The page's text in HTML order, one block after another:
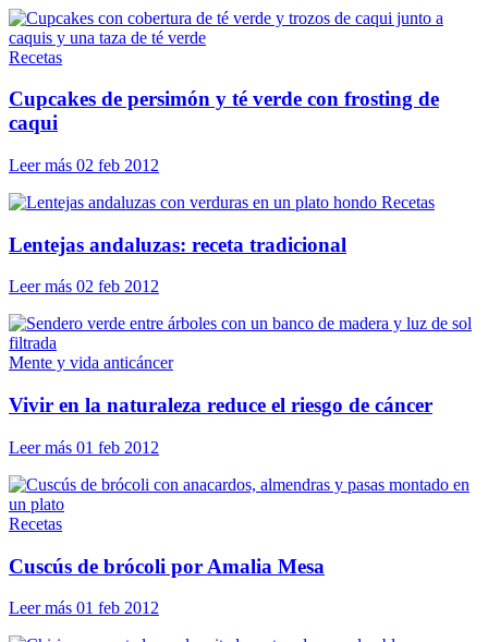
Recetas
Cupcakes de persimón y té verde con frosting de
caqui
Leer más 02 feb 2012
Recetas
Lentejas andaluzas: receta tradicional
Leer más 02 feb 2012
Mente y vida anticáncer
Vivir en la naturaleza reduce el riesgo de cáncer
Leer más 01 feb 2012
Recetas
Cuscús de brócoli por Amalia Mesa
Leer más 01 feb 2012